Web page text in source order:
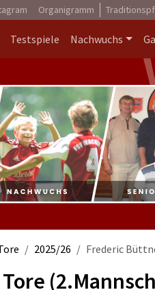
Organigramm
Testspiele Nachwuchs
2025/26 Frederic